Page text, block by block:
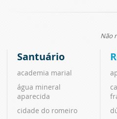
Não
Santuário
academia marial
água mineral
aparecida
cidade do romeiro